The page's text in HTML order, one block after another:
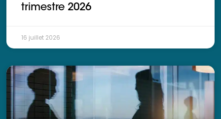
trimestre 2026
16 juillet 2026